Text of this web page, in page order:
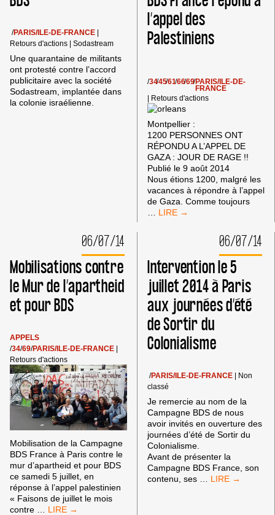
/PARIS/ILE-DE-FRANCE
Retours d'actions
Sodastream
Une quarantaine de militants
ont protesté contre l’accord
publicitaire avec la société
Sodastream, implantée dans
la colonie israélienne.
l’appel des
Palestiniens
/34/45/61/66/69/PARIS/ILE-DE-
FRANCE
Retours d'actions
Montpellier :
1200 PERSONNES ONT
RÉPONDU A L’APPEL DE
GAZA : JOUR DE RAGE !!
Publié le 9 août 2014
Nous étions 1200, malgré les
vacances à répondre à l’appel
de Gaza. Comme toujours
… »
SAMEDI
9
AOÛT
2014,
BDS
FRANCE
RÉPOND
À
PALESTINIENS
06/07/14
Mobilisations contre
le Mur de l’apartheid
et pour BDS
APPELS
/34/69/PARIS/ILE-DE-FRANCE
Retours d'actions
Mobilisation de la Campagne
BDS France à Paris contre le
mur d’apartheid et pour BDS
ce samedi 5 juillet, en
réponse à l’appel palestinien
« Faisons de juillet le mois
contre
MOBILISATIONS
06/07/14
Intervention le 5
juillet 2014 à Paris
aux journées d’été
de Sortir du
Colonialisme
/PARIS/ILE-DE-FRANCE
Non
classé
Je remercie au nom de la
Campagne BDS de nous
avoir invités en ouverture des
journées d’été de Sortir du
Colonialisme.
Avant de présenter la
Campagne BDS France, son
contenu, ses
INTERVENTION